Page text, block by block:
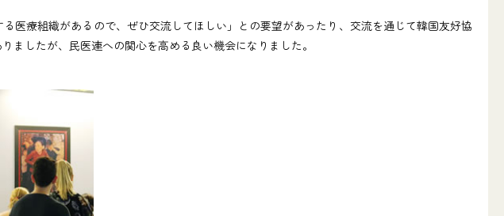
療組織があるので、ぜひ交流してほしい」との要望があったり、交流を通じて韓国友好協
したが、民医連への関心を高める良い機会になりました。